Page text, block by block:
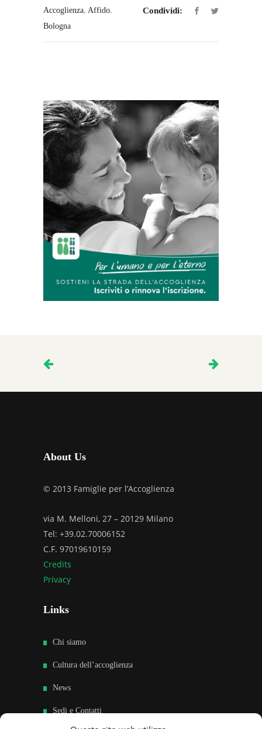
Accoglienza, Affido,
Bologna
Condividi:
About Us
© 2013 Famiglie per l’Accoglienza
via M. Melloni, 27 – 20129 Milano
Tel: +39.02.70006152
C.F. 97019610159
Credits
Privacy
Links
Chi siamo
Cultura dell’accoglienza
News
Sedi e Contatti